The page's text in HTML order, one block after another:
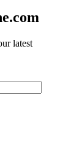
latest